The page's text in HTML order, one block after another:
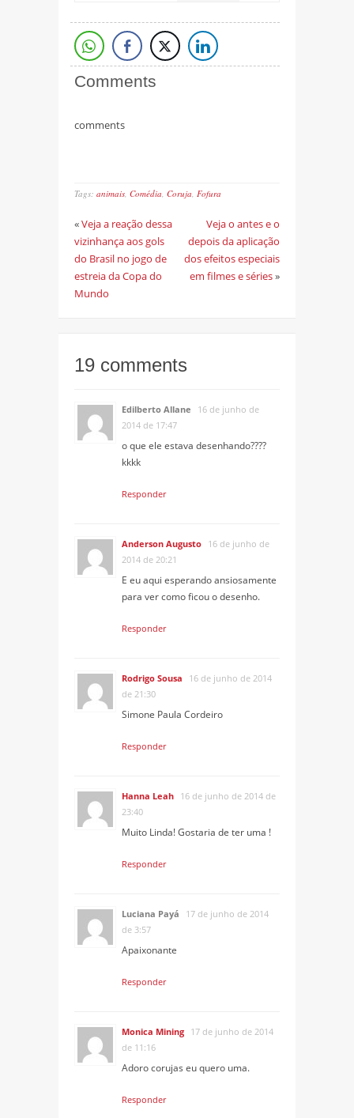
Comments
comments
Tags: animais, Comédia, Coruja, Fofura
«Veja a reação dessa
vizinhança aos gols
do Brasil no jogo de
estreia da Copa do
Mundo
Veja o antes e o
depois da aplicação
dos efeitos especiais
em filmes e séries»
19 comments
Edilberto Allane
16 de junho de
2014 de 17:47
o que ele estava desenhando????
kkkk
Responder
Anderson Augusto 16 de junho de
2014 de 20:21
E eu aqui esperando ansiosamente
para ver como ficou o desenho.
Responder
Rodrigo Sousa
16 de junho de 2014
de 21:30
Simone Paula Cordeiro
Responder
Hanna Leah 16 de junho de 2014 de
23:40
Muito Linda! Gostaria de ter uma !
Responder
Luciana Payá
17 de junho de 2014
de 3:57
Apaixonante
Responder
Monica Mining 17 de junho de 2014
de 11:16
Adoro corujas eu quero uma.
Responder